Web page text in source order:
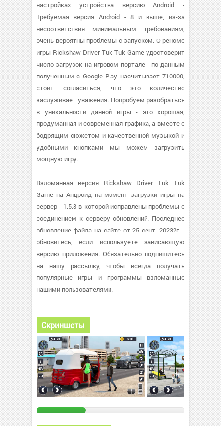
настройках устройства версию Android -
Требуемая версия Android - 8 и выше, из-за
несоответствия минимальным требованиям,
очень вероятны проблемы с запуском. О реноме
игры Rickshaw Driver Tuk Tuk Game удостоверит
число загрузок на игровом портале - по данным
полученным с Google Play насчитывает 710000,
стоит согласиться, что это количество
заслуживает уважения. Попробуем разобраться
в уникальности данной игры - это хорошая,
продуманная и современная графика, а вместе с
бодрящим сюжетом и качественной музыкой и
удобными кнопками мы можем загрузить
мощную игру.
Взломанная версия Rickshaw Driver Tuk Tuk
Game на Андроид на момент загрузки игры на
сервер - 1.5.8 в которой исправлены проблемы с
соединением к серверу обновлений. Последнее
обновление файла на сайте от 25 сент. 2023?г. -
обновитесь, если используете зависающую
версию приложения. Обязательно подпишитесь
на нашу рассылку, чтобы всегда получать
популярные игры и программы взломанные
нашими пользователями.
Скриншоты